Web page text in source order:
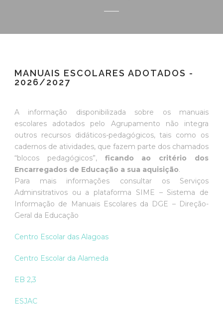
MANUAIS ESCOLARES ADOTADOS -
2026/2027
A informação disponibilizada sobre os manuais
escolares adotados pelo Agrupamento não integra
outros recursos didáticos-pedagógicos, tais como os
cadernos de atividades, que fazem parte dos chamados
“blocos pedagógicos”, ficando ao critério dos
Encarregados de Educação a sua aquisição.
Para mais informações consultar os Serviços
Adminsitrativos ou a plataforma SIME – Sistema de
Informação de Manuais Escolares da DGE – Direção-
Geral da Educação
Centro Escolar das Alagoas
Centro Escolar da Alameda
EB 2,3
ESJAC